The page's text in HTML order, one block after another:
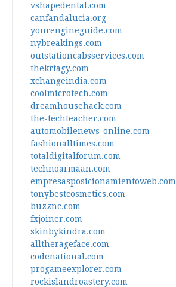
vshapedental.com
canfandalucia.org
yourengineguide.com
nybreakings.com
outstationcabsservices.com
thekrtagy.com
xchangeindia.com
coolmicrotech.com
dreamhousehack.com
the-techteacher.com
automobilenews-online.com
fashionalltimes.com
totaldigitalforum.com
technoarmaan.com
empresasposicionamientoweb.com
tonybestcosmetics.com
buzznc.com
fxjoiner.com
skinbykindra.com
alltherageface.com
codenational.com
progameexplorer.com
rockislandroastery.com